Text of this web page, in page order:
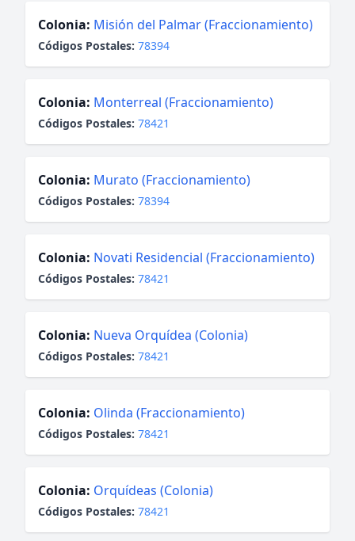
Colonia: Misión del Palmar (Fraccionamiento)
Códigos Postales: 78394
Colonia: Monterreal (Fraccionamiento)
Códigos Postales: 78421
Colonia: Murato (Fraccionamiento)
Códigos Postales: 78394
Colonia: Novati Residencial (Fraccionamiento)
Códigos Postales: 78421
Colonia: Nueva Orquídea (Colonia)
Códigos Postales: 78421
Colonia: Olinda (Fraccionamiento)
Códigos Postales: 78421
Colonia: Orquídeas (Colonia)
Códigos Postales: 78421